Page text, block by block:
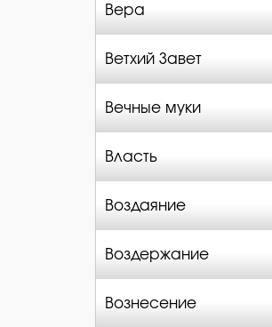
Вера
Ветхий Завет
Вечные муки
Власть
Воздаяние
Воздержание
Вознесение